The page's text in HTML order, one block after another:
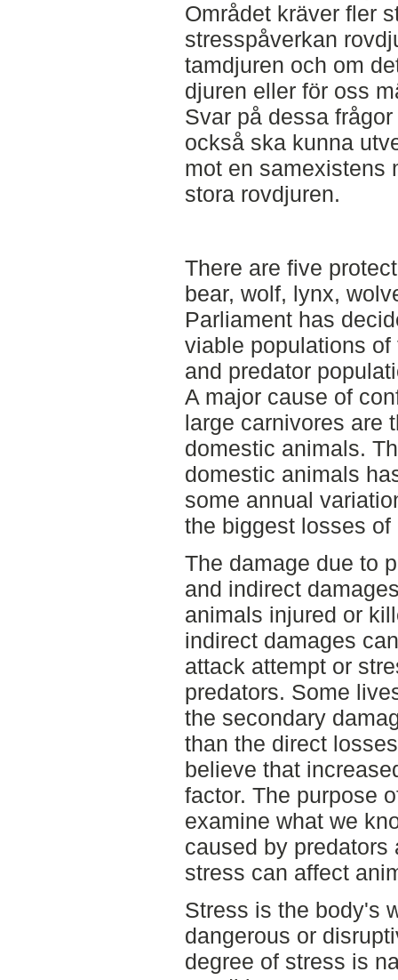
Området kräver fler
stresspåverkan
tamdjuren och om
djuren eller för oss
Svar på dessa
också ska kunna
mot en samexistens
stora rovdjuren.
There are five
bear, wolf, lynx,
Parliament has
viable populations
and predator
A major cause of
large carnivores are
domestic animals.
domestic animals
some annual
the biggest losses of
The damage due to
and indirect
animals injured or
indirect damages
attack attempt or
predators. Some
the secondary
than the direct
believe that
factor. The purpose
examine what we
caused by predators
stress can affect
Stress is the body's
dangerous or
degree of stress is